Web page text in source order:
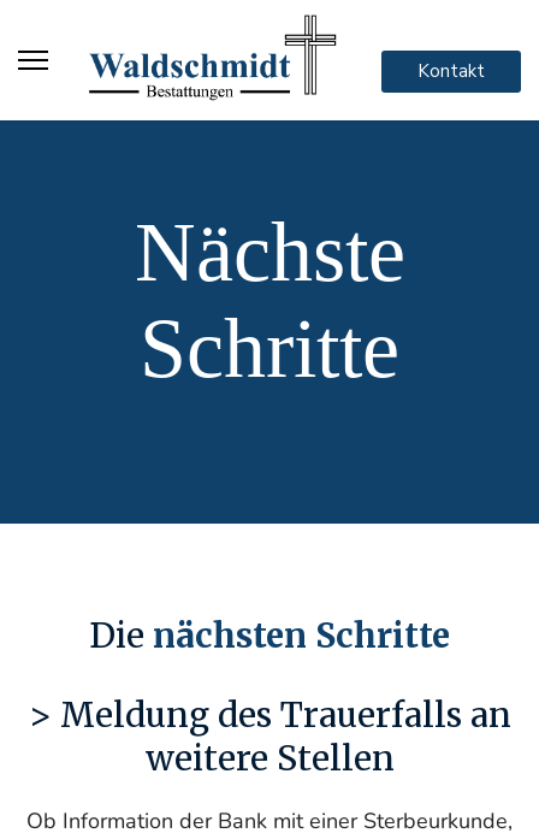
Kontakt
Nächste
Schritte
Die nächsten Schritte
> Meldung des Trauerfalls an
weitere Stellen
Ob Information der Bank mit einer Sterbeurkunde,